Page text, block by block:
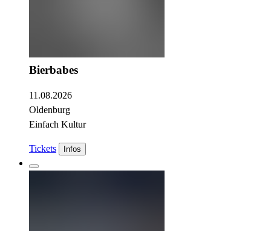
Bierbabes
11.08.2026
Oldenburg
Einfach Kultur
Tickets Infos